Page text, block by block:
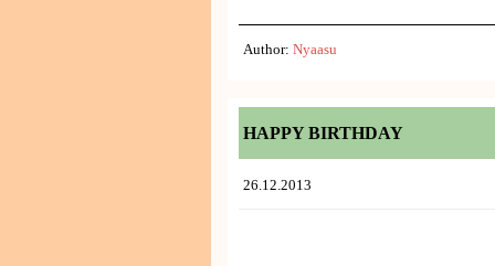
Author:Nyaasu
HAPPY BIRTHDAY
26.12.2013